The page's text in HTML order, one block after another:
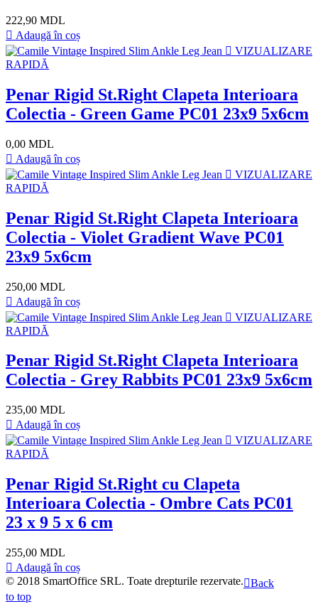
222,90 MDL
Adaugă în coș
VIZUALIZARE
RAPIDĂ
Penar Rigid St.Right Clapeta Interioara
Colectia - Green Game PC01 23x9 5x6cm
0,00 MDL
Adaugă în coș
VIZUALIZARE
RAPIDĂ
Penar Rigid St.Right Clapeta Interioara
Colectia - Violet Gradient Wave PC01
23x9 5x6cm
250,00 MDL
Adaugă în coș
VIZUALIZARE
RAPIDĂ
Penar Rigid St.Right Clapeta Interioara
Colectia - Grey Rabbits PC01 23x9 5x6cm
235,00 MDL
Adaugă în coș
VIZUALIZARE
RAPIDĂ
Penar Rigid St.Right cu Clapeta
Interioara Colectia - Ombre Cats PC01
23 x 9 5 x 6 cm
255,00 MDL
Adaugă în coș
© 2018 SmartOffice SRL. Toate drepturile rezervate.
Back
to top